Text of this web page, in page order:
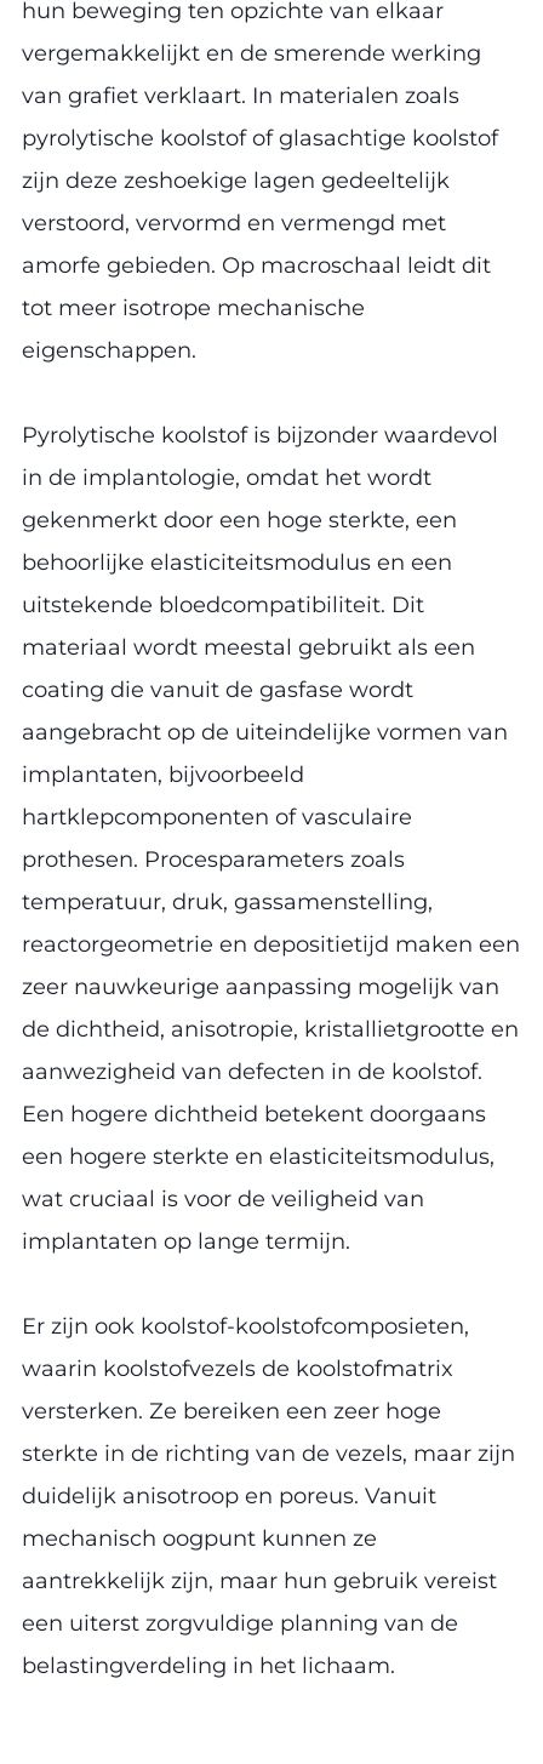
hun beweging ten opzichte van elkaar
vergemakkelijkt en de smerende werking
van grafiet verklaart. In materialen zoals
pyrolytische koolstof of glasachtige koolstof
zijn deze zeshoekige lagen gedeeltelijk
verstoord, vervormd en vermengd met
amorfe gebieden. Op macroschaal leidt dit
tot meer isotrope mechanische
eigenschappen.
Pyrolytische koolstof is bijzonder waardevol
in de implantologie, omdat het wordt
gekenmerkt door een hoge sterkte, een
behoorlijke elasticiteitsmodulus en een
uitstekende bloedcompatibiliteit. Dit
materiaal wordt meestal gebruikt als een
coating die vanuit de gasfase wordt
aangebracht op de uiteindelijke vormen van
implantaten, bijvoorbeeld
hartklepcomponenten of vasculaire
prothesen. Procesparameters zoals
temperatuur, druk, gassamenstelling,
reactorgeometrie en depositietijd maken een
zeer nauwkeurige aanpassing mogelijk van
de dichtheid, anisotropie, kristallietgrootte en
aanwezigheid van defecten in de koolstof.
Een hogere dichtheid betekent doorgaans
een hogere sterkte en elasticiteitsmodulus,
wat cruciaal is voor de veiligheid van
implantaten op lange termijn.
Er zijn ook koolstof-koolstofcomposieten,
waarin koolstofvezels de koolstofmatrix
versterken. Ze bereiken een zeer hoge
sterkte in de richting van de vezels, maar zijn
duidelijk anisotroop en poreus. Vanuit
mechanisch oogpunt kunnen ze
aantrekkelijk zijn, maar hun gebruik vereist
een uiterst zorgvuldige planning van de
belastingverdeling in het lichaam.